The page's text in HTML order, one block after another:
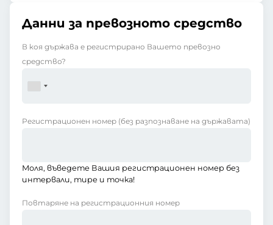
Данни за превозното средство
В коя държава е регистрирано Вашето превозно
средство?
Регистрационен номер (без разпознаване на държавата)
Моля, въведете Вашия регистрационен номер без
интервали, тире и точка!
Повтаряне на регистрационния номер